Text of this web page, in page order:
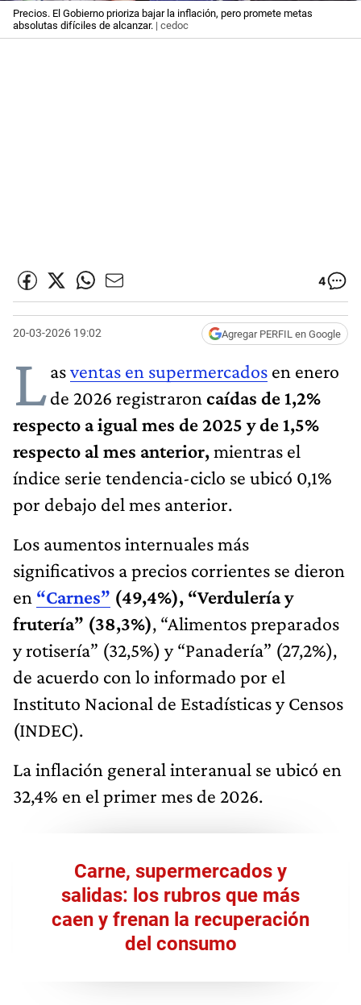
Precios. El Gobierno prioriza bajar la inflación, pero promete metas
absolutas difíciles de alcanzar. | cedoc
4
20-03-2026 19:02 Agregar PERFIL en Google
Lasventas en supermercados en enero
de 2026 registraron caídas de 1,2%
respecto a igual mes de 2025 y de 1,5%
respecto al mes anterior,mientras el
índice serie tendencia-ciclo se ubicó 0,1%
por debajo del mes anterior.
Los aumentos internuales más
significativos a precios corrientes se dieron
en “Carnes” (49,4%), “Verdulería y
frutería” (38,3%), “Alimentos preparados
y rotisería” (32,5%) y “Panadería” (27,2%),
de acuerdo con lo informado por el
Instituto Nacional de Estadísticas y Censos
(INDEC).
La inflación general interanual se ubicó en
32,4% en el primer mes de 2026.
Carne, supermercados y
salidas: los rubros que más
caen y frenan la recuperación
del consumo